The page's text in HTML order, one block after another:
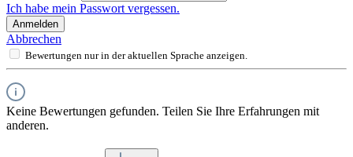
Ich habe mein Passwort vergessen.
Anmelden
Abbrechen
Bewertungen nur in der aktuellen Sprache anzeigen.
Keine Bewertungen gefunden. Teilen Sie Ihre Erfahrungen mit
anderen.